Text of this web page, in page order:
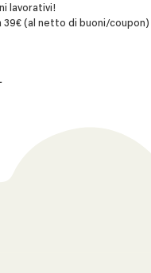
lavorativi!
(al netto di buoni/coupon)